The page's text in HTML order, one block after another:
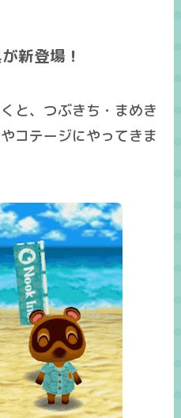
新登場！
と、つぶきち・まめき
コテージにやってきま